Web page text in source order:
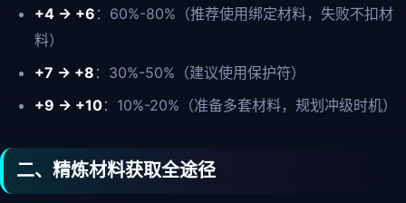
+4 → +6 ：60%-80%（推荐使用绑定材料，失败不扣材
料）
+7 → +8 ：30%-50%（建议使用保护符）
+9 → +10：10%-20%（准备多套材料，规划冲级时机）
二、精炼材料获取全途径